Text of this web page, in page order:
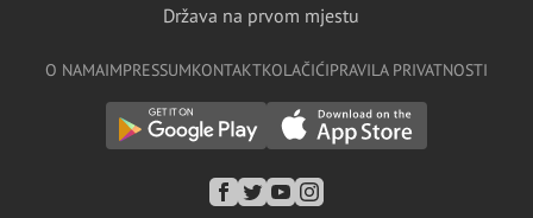
Država na prvom mjestu
O NAMAIMPRESSUMKONTAKTKOLAČIĆIPRAVILA PRIVATNOSTI